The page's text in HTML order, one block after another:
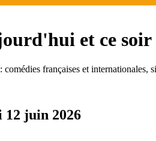
et ce soir
françaises et internationales,
12 juin 2026